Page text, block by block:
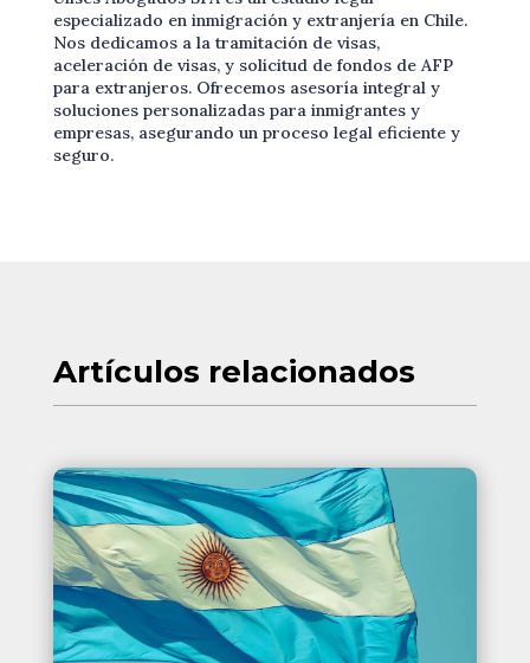
especializado en inmigración y extranjería en Chile.
Nos dedicamos a la tramitación de visas,
aceleración de visas, y solicitud de fondos de AFP
para extranjeros. Ofrecemos asesoría integral y
soluciones personalizadas para inmigrantes y
empresas, asegurando un proceso legal eficiente y
seguro.
Artículos relacionados